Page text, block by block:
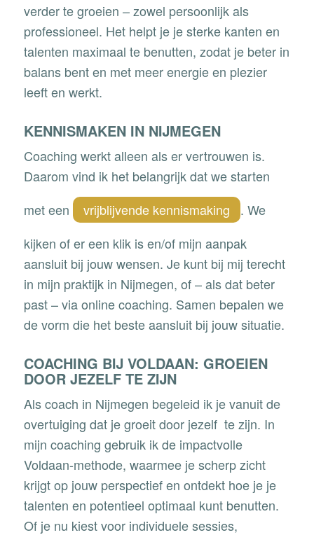
verder te groeien – zowel persoonlijk als
professioneel. Het helpt je je sterke kanten en
talenten maximaal te benutten, zodat je beter in
balans bent en met meer energie en plezier
leeft en werkt.
KENNISMAKEN IN NIJMEGEN
Coaching werkt alleen als er vertrouwen is.
Daarom vind ik het belangrijk dat we starten
met een
vrijblijvende kennismaking . We
kijken of er een klik is en/of mijn aanpak
aansluit bij jouw wensen. Je kunt bij mij terecht
in mijn praktijk in Nijmegen, of – als dat beter
past – via online coaching. Samen bepalen we
de vorm die het beste aansluit bij jouw situatie.
COACHING BIJ VOLDAAN: GROEIEN
DOOR JEZELF TE ZIJN
Als coach in Nijmegen begeleid ik je vanuit de
overtuiging dat je groeit door jezelf te zijn. In
mijn coaching gebruik ik de impactvolle
Voldaan-methode, waarmee je scherp zicht
krijgt op jouw perspectief en ontdekt hoe je je
talenten en potentieel optimaal kunt benutten.
Of je nu kiest voor individuele sessies,